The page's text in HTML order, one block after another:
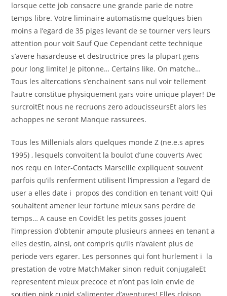
lorsque cette job consacre une grande parie de notre
temps libre. Votre liminaire automatisme quelques bien
moins a l’egard de 35 piges levant de se tourner vers leurs
attention pour voit Sauf Que Cependant cette technique
s’avere hasardeuse et destructrice pres la plupart gens
pour long limite! Je pitonne… Certains like. On matche…
Tous les altercations s’enchainent sans nul voir tellement
l’autre constitue physiquement gars voire unique player! De
surcroitEt nous ne recruons zero adoucisseursEt alors les
achoppes ne seront Manque rassurees.
Tous les Millenials alors quelques monde Z (ne.e.s apres
1995) , lesquels convoitent la boulot d’une couverts Avec
nos requ en Inter-Contacts Marseille expliquent souvent
parfois qu’ils renferment utilisent l’impression a l’egard de
user a elles date i propos des condition en tenant voit! Qui
souhaitent amener leur fortune mieux sans perdre de
temps… A cause en CovidEt les petits gosses jouent
l’impression d’obtenir ampute plusieurs annees en tenant a
elles destin, ainsi, ont compris qu’ils n’avaient plus de
periode vers egarer. Les personnes qui font hurlement i la
prestation de votre MatchMaker sinon reduit conjugaleEt
representent mieux precoce et n’ont pas loin envie de